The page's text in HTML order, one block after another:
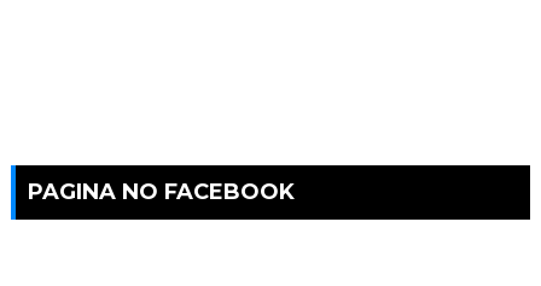
PAGINA NO FACEBOOK